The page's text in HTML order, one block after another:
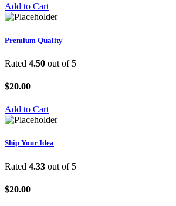
Add to Cart
Premium Quality
Rated 4.50 out of 5
$20.00
Add to Cart
Ship Your Idea
Rated 4.33 out of 5
$20.00